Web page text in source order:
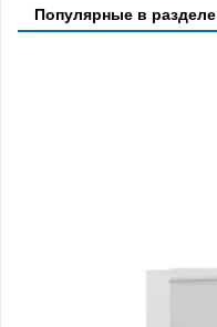
Популярные в разделе